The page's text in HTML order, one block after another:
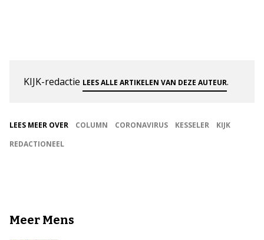
KIJK-redactie LEES ALLE ARTIKELEN VAN DEZE AUTEUR.
LEES MEER OVER COLUMN CORONAVIRUS KESSELER
KIJK
REDACTIONEEL
Meer Mens